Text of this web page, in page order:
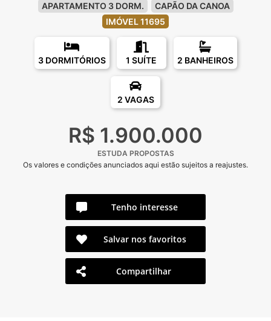
APARTAMENTO 3 DORM.
CAPÃO DA CANOA
IMÓVEL 11695
3 DORMITÓRIOS 1 SUÍTE 2 BANHEIROS
2 VAGAS
R$ 1.900.000
ESTUDA PROPOSTAS
Os valores e condições anunciados aqui estão sujeitos a reajustes.
Tenho interesse
Salvar nos favoritos
Compartilhar